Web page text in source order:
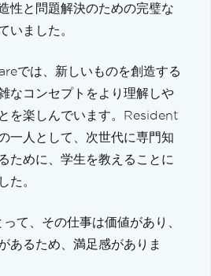
性と問題解決のための完璧な
いました。
では、新しいものを創造する
なコンセプトをより理解しや
を楽しんでいます。Resident
一人として、次世代に専門知
ために、学生を教えることに
た。
て、その仕事は価値があり、
あるため、満足感がありま